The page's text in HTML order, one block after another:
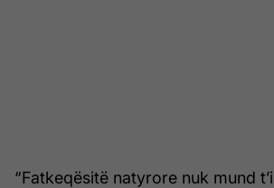
“Fatkeqësitë natyrore nuk mund